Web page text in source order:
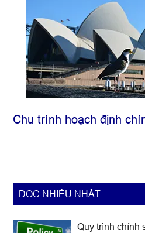
Chu trình hoạch định
ĐỌC NHIỀU NHẤT
Quy trình chính